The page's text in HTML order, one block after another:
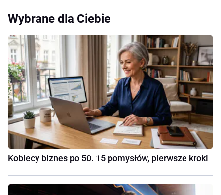
Wybrane dla Ciebie
Kobiecy biznes po 50. 15 pomysłów, pierwsze kroki